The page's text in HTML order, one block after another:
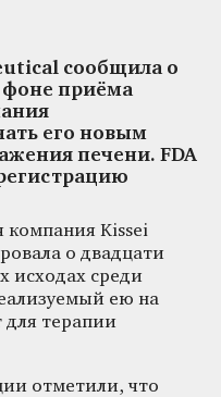
сообщила о
фоне приёма
его новым
печени. FDA
компания Kissei
о двадцати
исходах среди
ею на
для терапии
отметили, что